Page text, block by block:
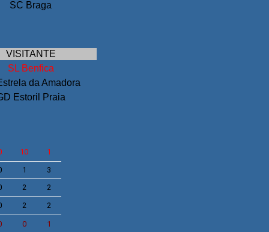
SC Braga
VISITANTE
SL Benfica
da Amadora
Estoril Praia
10
1
1
3
2
2
2 2
0 1